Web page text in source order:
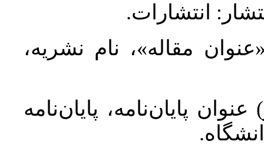
انتشارات.
مقاله»، نام نشریه،
پایان‌نامه، پایان‌نامه